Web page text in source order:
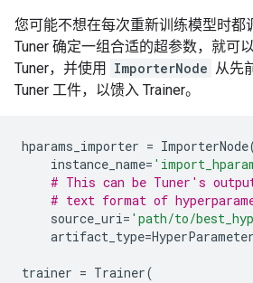
您可能不想在每次重新训练模型时都
Tuner 确定一组合适的超参数，就可
Tuner，并使用
ImporterNode 从先
Tuner 工件，以馈入 Trainer。
hparams_importer = ImporterNode
instance_name=
# This can be Tuner's
# text format of
source_uri= 'path/to/
artifact_type=
trainer = Trainer(